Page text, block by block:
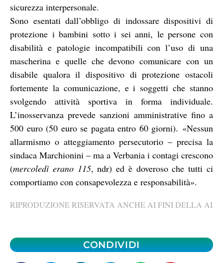
sicurezza interpersonale.
Sono esentati dall’obbligo di indossare dispositivi di
protezione i bambini sotto i sei anni, le persone con
disabilità e patologie incompatibili con l’uso di una
mascherina e quelle che devono comunicare con un
disabile qualora il dispositivo di protezione ostacoli
fortemente la comunicazione, e i soggetti che stanno
svolgendo attività sportiva in forma individuale.
L’inosservanza prevede sanzioni amministrativefino a
500 euro (50 euro se pagata entro 60 giorni). «Nessun
allarmismo o atteggiamento persecutorio – precisa la
sindaca Marchionini – ma a Verbania i contagi crescono
(mercoledì erano 115, ndr) ed è doveroso che tutti ci
comportiamo con consapevolezza e responsabilità».
RIPRODUZIONE RISERVATA ANCHE AI FINI DELLA AI
CONDIVIDI